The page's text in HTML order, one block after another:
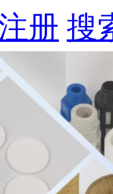
册 搜